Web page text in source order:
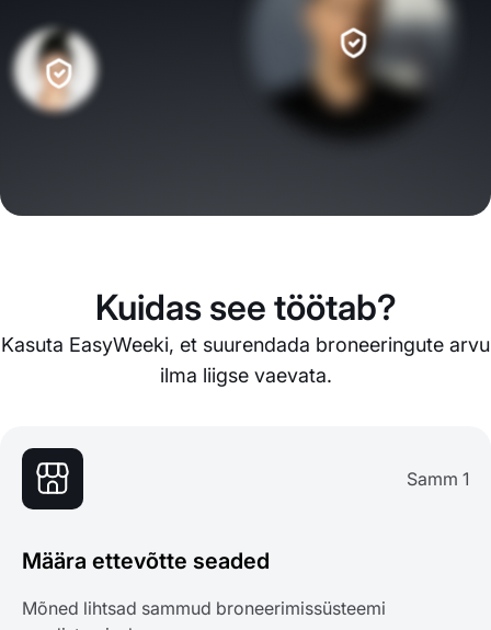
Kuidas see töötab?
Kasuta EasyWeeki, et suurendada broneeringute arvu
ilma liigse vaevata.
Samm 1
Määra ettevõtte seaded
Mõned lihtsad sammud broneerimissüsteemi